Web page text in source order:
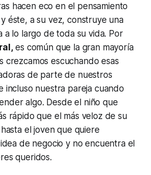
hacen eco en el pensamiento
éste, a su vez, construye una
a lo largo de toda su vida. Por
es común que la gran mayoría
crezcamos escuchando esas
de parte de nuestros
incluso nuestra pareja cuando
algo. Desde el niño que
rápido que el más veloz de su
el joven que quiere
de negocio y no encuentra el
queridos.